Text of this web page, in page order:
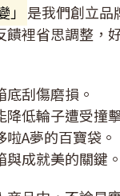
是我們創立品
饋裡省思調整，
底刮傷磨損。
降低輪子遭受撞
啦A夢的百寶袋。
與成就美的關鍵。